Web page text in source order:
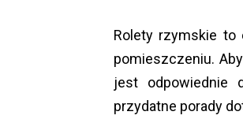
Rolety rzymskie to
pomieszczeniu.
jest odpowiednie
przydatne porady